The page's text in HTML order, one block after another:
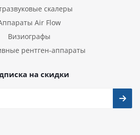
скалеры
Air Flow
Визиографы
рентген-аппараты
на скидки